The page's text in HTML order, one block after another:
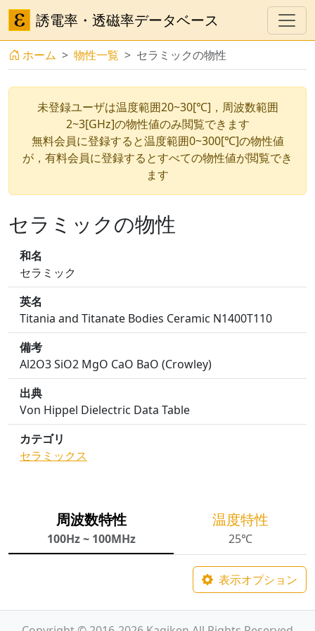
誘電率・透磁率データベース
ホーム 物性一覧 セラミックの物性
未登録ユーザは温度範囲20~30[℃]，周波数範囲
2~3[GHz]の物性値のみ閲覧できます
無料会員に登録すると温度範囲0~300[℃]の物性値
が，有料会員に登録するとすべての物性値が閲覧でき
ます
セラミックの物性
和名
セラミック
英名
Titania and Titanate Bodies Ceramic N1400T110
備考
Al2O3 SiO2 MgO CaO BaO (Crowley)
出典
Von Hippel Dielectric Data Table
カテゴリ
セラミックス
周波数特性
100Hz ~ 100MHz
温度特性
25℃
表示オプション